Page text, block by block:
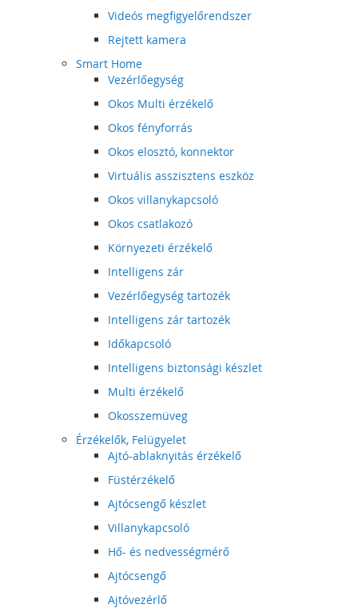
Videós megfigyelőrendszer
Rejtett kamera
Smart Home
Vezérlőegység
Okos Multi érzékelő
Okos fényforrás
Okos elosztó, konnektor
Virtuális asszisztens eszköz
Okos villanykapcsoló
Okos csatlakozó
Környezeti érzékelő
Intelligens zár
Vezérlőegység tartozék
Intelligens zár tartozék
Időkapcsoló
Intelligens biztonsági készlet
Multi érzékelő
Okosszemüveg
Érzékelők, Felügyelet
Ajtó-ablaknyitás érzékelő
Füstérzékelő
Ajtócsengő készlet
Villanykapcsoló
Hő- és nedvességmérő
Ajtócsengő
Ajtóvezérlő